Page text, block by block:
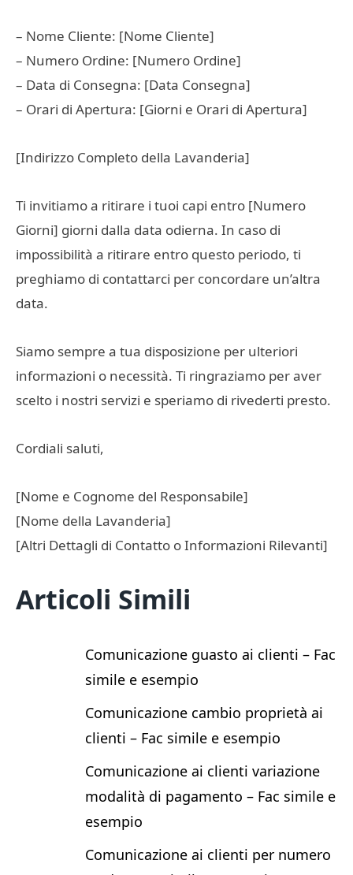
– Nome Cliente: [Nome Cliente]
– Numero Ordine: [Numero Ordine]
– Data di Consegna: [Data Consegna]
– Orari di Apertura: [Giorni e Orari di Apertura]
[Indirizzo Completo della Lavanderia]
Ti invitiamo a ritirare i tuoi capi entro [Numero
Giorni] giorni dalla data odierna. In caso di
impossibilità a ritirare entro questo periodo, ti
preghiamo di contattarci per concordare un’altra
data.
Siamo sempre a tua disposizione per ulteriori
informazioni o necessità. Ti ringraziamo per aver
scelto i nostri servizi e speriamo di rivederti presto.
Cordiali saluti,
[Nome e Cognome del Responsabile]
[Nome della Lavanderia]
[Altri Dettagli di Contatto o Informazioni Rilevanti]
Articoli Simili
Comunicazione guasto ai clienti – Fac
simile e esempio
Comunicazione cambio proprietà ai
clienti – Fac simile e esempio
Comunicazione ai clienti variazione
modalità di pagamento – Fac simile e
esempio
Comunicazione ai clienti per numero